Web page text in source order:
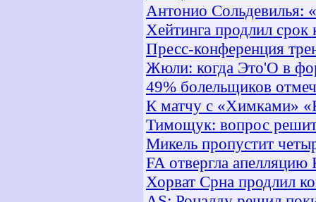
Антонио Сольдевилья:
Хейтинга продлил срок
Пресс-конференция
Жюли: когда Это'О в
49% болельщиков
К матчу с «Химками»
Тимощук: вопрос
Микель пропустит
FA отвергла апелляцию
Хорват Срна продлил